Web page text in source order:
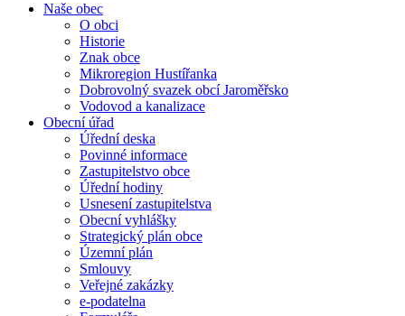
Naše obec
O obci
Historie
Znak obce
Mikroregion Hustířanka
Dobrovolný svazek obcí Jaroměřsko
Vodovod a kanalizace
Obecní úřad
Úřední deska
Povinné informace
Zastupitelstvo obce
Úřední hodiny
Usnesení zastupitelstva
Obecní vyhlášky
Strategický plán obce
Územní plán
Smlouvy
Veřejné zakázky
e-podatelna